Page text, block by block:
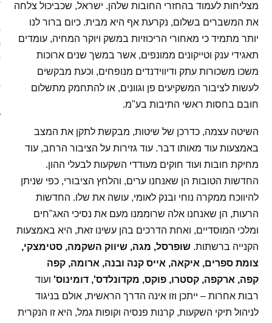
ספרים מומלצים – רשימה
ספרים מומלצים – רשימה שניה
מצליחות לעמוד בהחזרי החובות שלהן. ישראל, שכביכול צלחה
את המשברים בשלום, נקרעת אף היא מבית. כיום ברור לנו
יותר מתמיד כי מאחורי הריכוזיות במשק ויוקר המחיה, עומדים
תאגידי ענק וטייקונים ממונפים, אשר במשך שנים ארוכות
משכו משכורות עתק ודיווידנדים מנופחים, וכעת מבקשים
לעשות לציבור המשקיעים פן וגוונים, או להתחמק מתשלום
חובם בחסות ראשי התיבות בע"מ.
השיטה עצמה, כדרכן של שיטות, מבקשת לתקן את המצב
באמצעות עוד מאותו דבר. עוד גזירות על הציבור הרחב, עוד
מחיקת חובות ועוד חוקים מעודדי השקעות לבעלי ההון.
החדשות הטובות הן שאנחנו ערים, והלחץ הציבורי, כפי שניתן
להיווכח ממקרה נוחי ובנק לאומי, עושה את שלו. החדשות
הרעות, הן שאנחנו אלה שרוממנו מעם את נסיכי האג"חים
ומלכי המוסדיים, ואחת הדרכים בהן עשינו זאת, היא באמצעות
הקנייה ברשתות.שופרסל, מגה, שיווק השקמה, סטימצקי,
צומת ספרים, איקאה, אייס קנה ובנה, ארומה, קפה
קפה, ארקפה, קסטרו, פוקס, מקדונלדס', דומינוס' ועוד
רבות אחרות – ייתכן וזו אינה הדרך הראשית, אולם בניגוד
לניהול תיקי השקעות, קרנות פנסיה וקופות גמל, היא זו הנקרית